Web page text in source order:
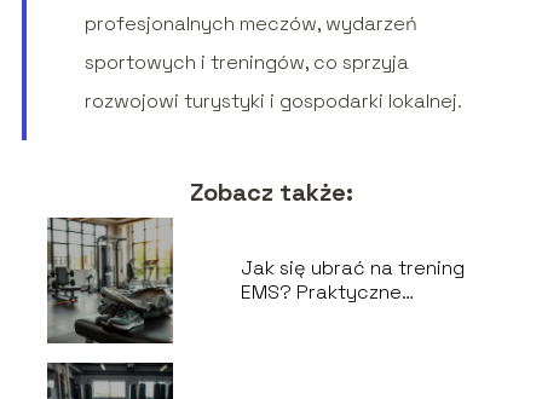
profesjonalnych meczów, wydarzeń
sportowych i treningów, co sprzyja
rozwojowi turystyki i gospodarki lokalnej.
Zobacz także:
Jak się ubrać na trening
EMS? Praktyczne